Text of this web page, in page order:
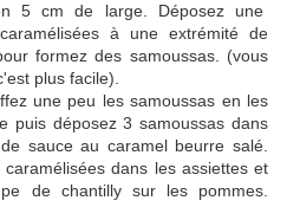
5 cm de large. Déposez une
à une extrémité de
formez des samoussas. (vous
plus facile).
une peu les samoussas en les
puis déposez 3 samoussas dans
sauce au caramel beurre salé.
dans les assiettes et
de chantilly sur les pommes.